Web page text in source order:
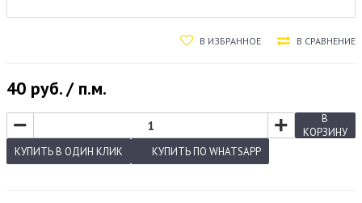
В ИЗБРАННОЕ В СРАВНЕНИЕ
40 руб. / п.м.
− +
В
КОРЗИНУ
КУПИТЬ В ОДИН КЛИК КУПИТЬ ПО WHATSAPP